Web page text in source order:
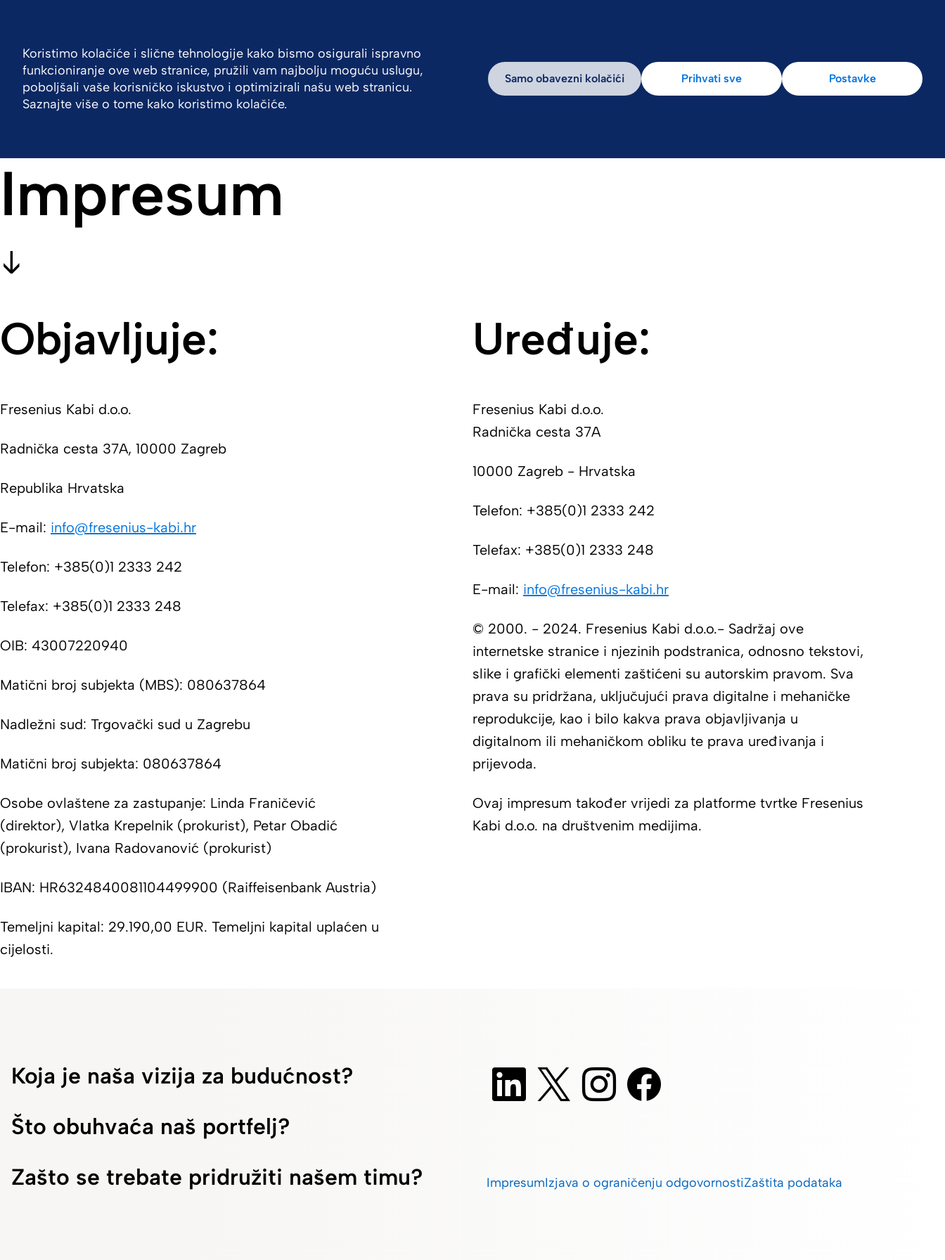
Tvrtka Portfelj Radite s nama Inspirativne priče Održivost
Impresum
Objavljuje:
Fresenius Kabi d.o.o.
Radnička cesta 37A, 10000 Zagreb
Republika Hrvatska
E-mail: info@fresenius-kabi.hr
Telefon: +385(0)1 2333 242
Telefax: +385(0)1 2333 248
OIB: 43007220940
Matični broj subjekta (MBS): 080637864
Nadležni sud: Trgovački sud u Zagrebu
Matični broj subjekta: 080637864
Osobe ovlaštene za zastupanje: Linda Franičević
(direktor), Vlatka Krepelnik (prokurist), Petar Obadić
(prokurist), Ivana Radovanović (prokurist)
IBAN: HR6324840081104499900 (Raiffeisenbank Austria)
Temeljni kapital: 29.190,00 EUR. Temeljni kapital uplaćen u
cijelosti.
Uređuje:
Fresenius Kabi d.o.o.
Radnička cesta 37A
10000 Zagreb - Hrvatska
Telefon: +385(0)1 2333 242
Telefax: +385(0)1 2333 248
E-mail: info@fresenius-kabi.hr​
© 2000. - 2024. Fresenius Kabi d.o.o.- Sadržaj ove
internetske stranice i njezinih podstranica, odnosno tekstovi,
slike i grafički elementi zaštićeni su autorskim pravom. Sva
prava su pridržana, uključujući prava digitalne i mehaničke
reprodukcije, kao i bilo kakva prava objavljivanja u
digitalnom ili mehaničkom obliku te prava uređivanja i
prijevoda.
Ovaj impresum također vrijedi za platforme tvrtke Fresenius
Kabi d.o.o. na društvenim medijima.
Koja je naša vizija za budućnost?
Što obuhvaća naš portfelj?
Zašto se trebate pridružiti našem timu?
ImpresumIzjava o ograničenju odgovornostiZaštita podataka
Koristimo kolačiće i slične tehnologije kako bismo osigurali ispravno
funkcioniranje ove web stranice, pružili vam najbolju moguću uslugu,
poboljšali vaše korisničko iskustvo i optimizirali našu web stranicu.
Saznajte više o tome kako koristimo kolačiće.
Samo obavezni kolačići Prihvati sve Postavke